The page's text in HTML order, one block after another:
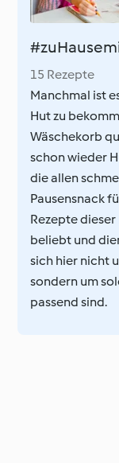
15 Rezepte
Manchmal ist
Hut zu
Wäschekorb
schon wieder
die allen
Pausensnack
Rezepte
beliebt und
sich hier nicht
sondern um
passend sind.